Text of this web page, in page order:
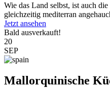
Wie das Land selbst, ist auch
gleichzeitig mediterran
Jetzt ansehen
Bald ausverkauft!
20
SEP
Mallorquinische